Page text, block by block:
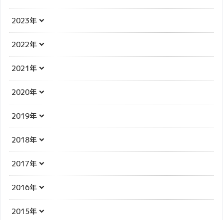
2023年
2022年
2021年
2020年
2019年
2018年
2017年
2016年
2015年